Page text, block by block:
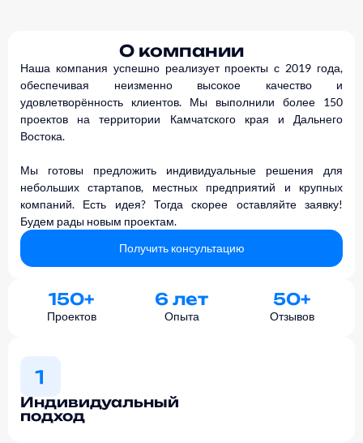
О компании
Наша компания успешно реализует проекты с 2019 года,
обеспечивая неизменно высокое качество и
удовлетворённость клиентов. Мы выполнили более 150
проектов на территории Камчатского края и Дальнего
Востока.
Мы готовы предложить индивидуальные решения для
небольших стартапов, местных предприятий и крупных
компаний. Есть идея? Тогда скорее оставляйте заявку!
Будем рады новым проектам.
Получить консультацию
Проектов
150+
Опыта
6 лет
Отзывов
50+
Индивидуальный
подход
Разрабатываем уникальные стратегии, соответствующие